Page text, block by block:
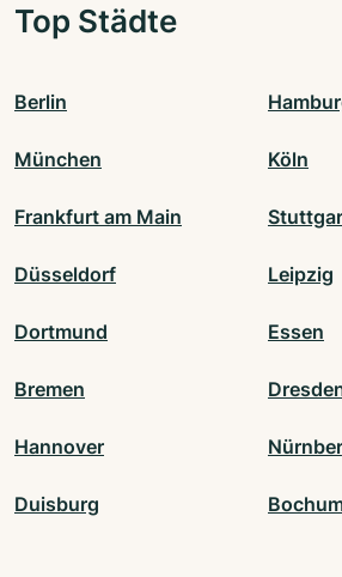
Top Städte
Berlin
München Köln
Frankfurt am Main
Düsseldorf Leipzig
Dortmund Essen
Bremen
Hannover
Duisburg